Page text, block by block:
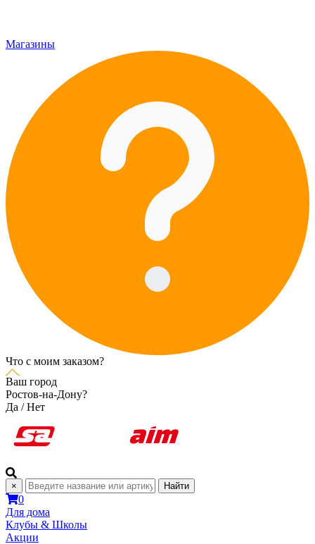
Магазины
Что с моим заказом?
Ваш город
Ростов-на-Дону?
Да /Нет
× Найти
0
Для дома
Клубы & Школы
Акции